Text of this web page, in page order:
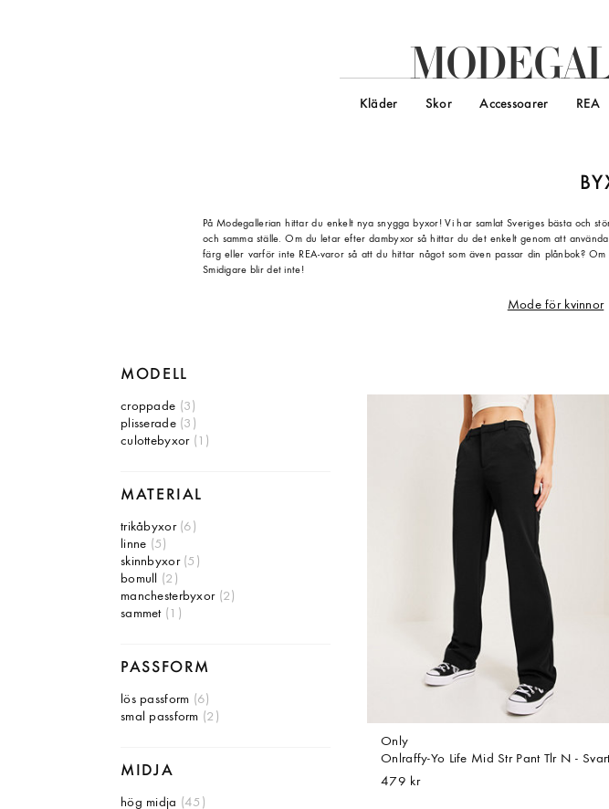
MODEGA
Kläder Skor Accessoarer REA
På Modegallerian hittar du enkelt nya snygga byxor! Vi har samlat Sveriges bästa och
och samma ställe. Om du letar efter dambyxor så hittar du det enkelt genom att
färg eller varför inte REA-varor så att du hittar något som även passar din plånbok?
Smidigare blir det inte!
Mode för kvinnor
MODELL
croppade (3)
plisserade(3)
culottebyxor(1)
MATERIAL
trikåbyxor(6)
linne (5)
skinnbyxor(5)
bomull (2)
manchesterbyxor(2)
sammet(1)
PASSFORM
lös passform (6)
smal passform (2)
MIDJA
hög midja (45)
Only
Onlraffy-Yo Life Mid Str Pant Tlr N -
479 kr